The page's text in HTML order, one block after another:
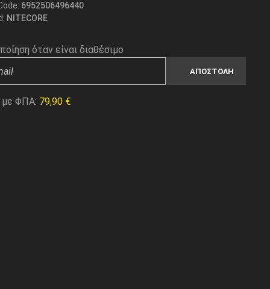
6952506496440
NITECORE
όταν είναι διαθέσιμο
με ΦΠΑ: 79,90 €